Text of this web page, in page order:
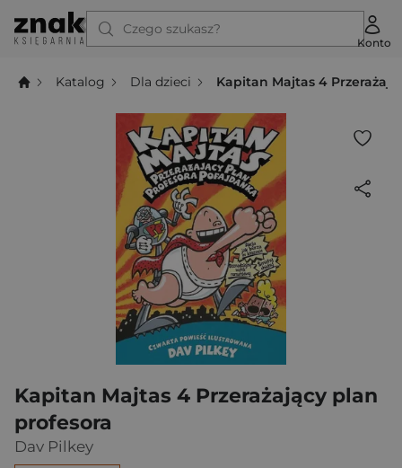
Czego szukasz?
Konto
Katalog Dla dzieci Kapitan Majtas 4
Kapitan Majtas 4 Przerażający plan
profesora
Dav Pilkey